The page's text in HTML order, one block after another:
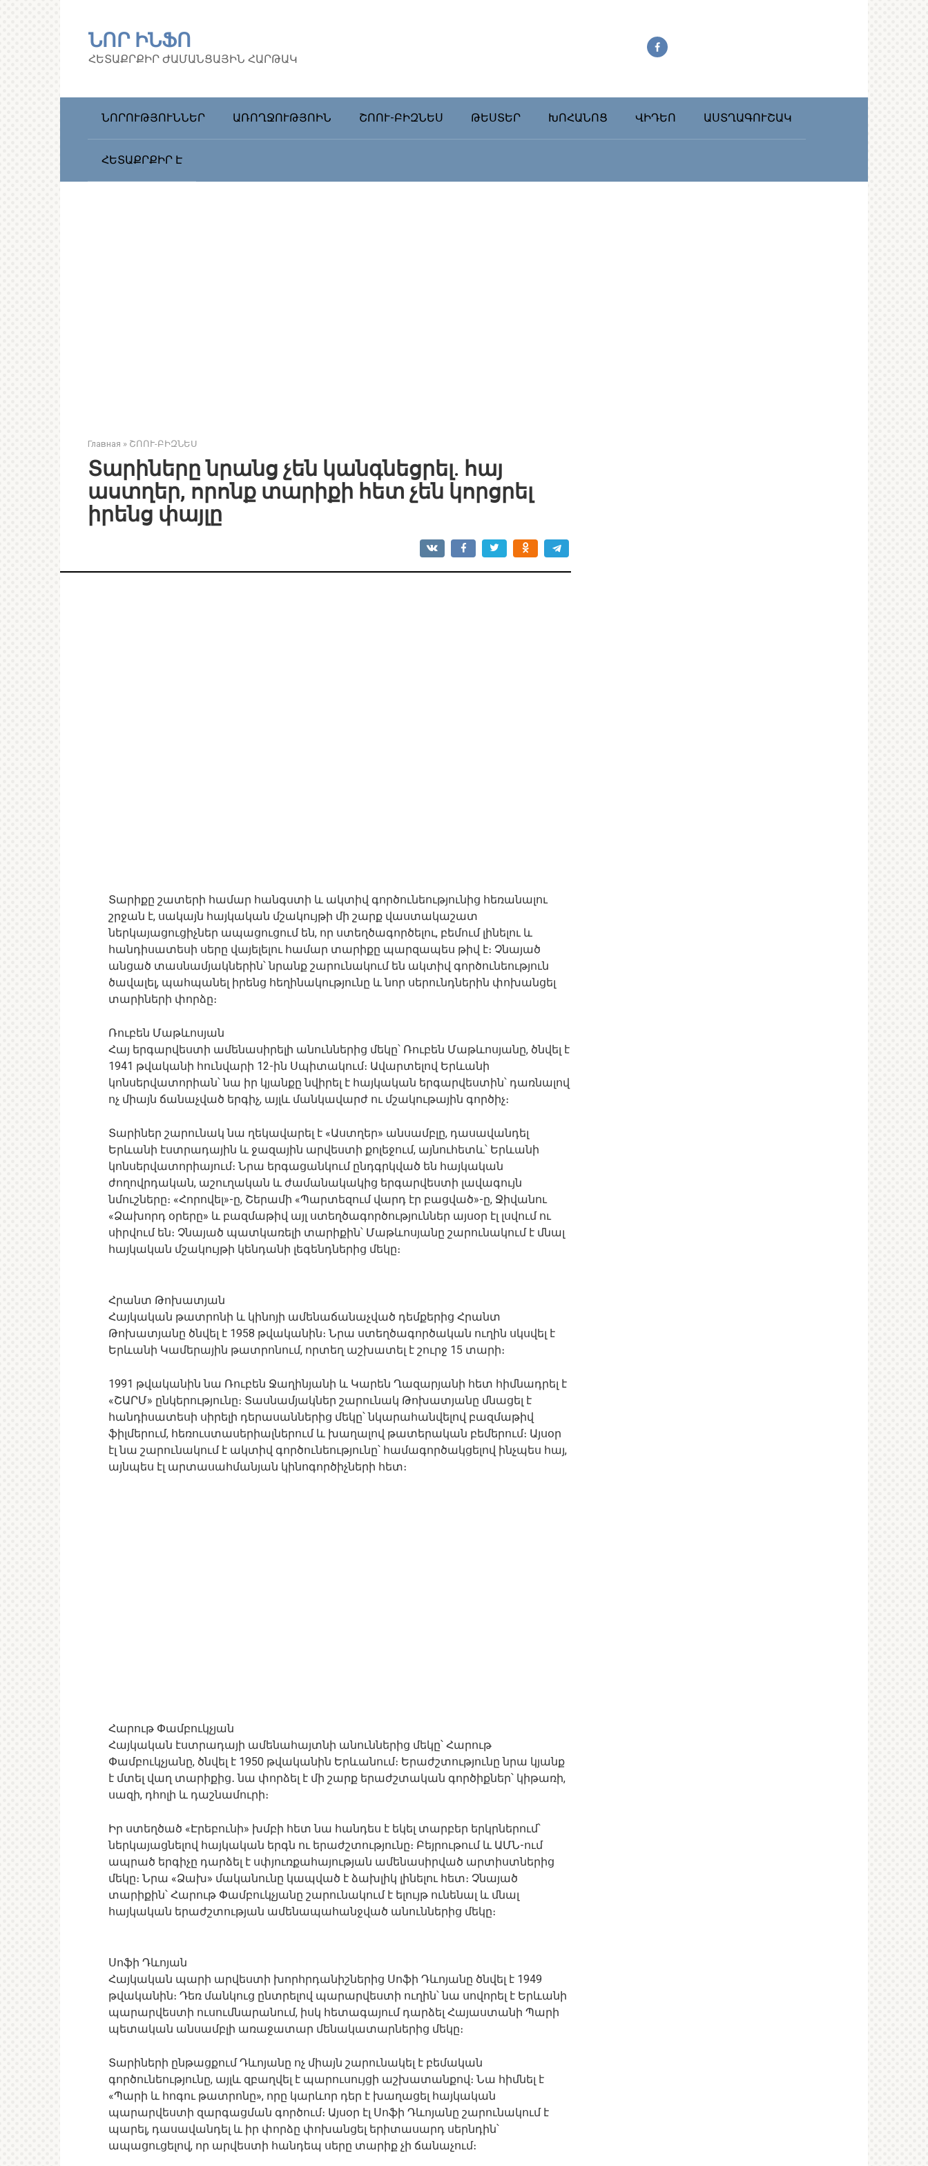
ՆՈՐ ԻՆՖՈ
ՀԵՏԱՔՐՔԻՐ ԺԱՄԱՆՑԱՅԻՆ ՀԱՐԹԱԿ
ՆՈՐՈՒԹՅՈՒՆՆԵՐ ԱՌՈՂՋՈՒԹՅՈԻՆ ՇՈՈՒ-ԲԻԶՆԵՍ ԹԵՍՏԵՐ ԽՈՀԱՆՈՑ ՎԻԴԵՈ ԱՍՏՂԱԳՈՒՇԱԿ
ՀԵՏԱՔՐՔԻՐ Է
Главная » ՇՈՈՒ-ԲԻԶՆԵՍ
Տարիները նրանց չեն կանգնեցրել. հայ
աստղեր, որոնք տարիքի հետ չեն կորցրել
իրենց փայլը
Տարիքը շատերի համար հանգստի և ակտիվ գործունեությունից հեռանալու
շրջան է, սակայն հայկական մշակույթի մի շարք վաստակաշատ
ներկայացուցիչներ ապացուցում են, որ ստեղծագործելու, բեմում լինելու և
հանդիսատեսի սերը վայելելու համար տարիքը պարզապես թիվ է։ Չնայած
անցած տասնամյակներին՝ նրանք շարունակում են ակտիվ գործունեություն
ծավալել, պահպանել իրենց հեղինակությունը և նոր սերունդներին փոխանցել
տարիների փորձը։
Ռուբեն Մաթևոսյան
Հայ երգարվեստի ամենասիրելի անուններից մեկը՝ Ռուբեն Մաթևոսյանը, ծնվել է
1941 թվականի հունվարի 12-ին Սպիտակում։ Ավարտելով Երևանի
կոնսերվատորիան՝ նա իր կյանքը նվիրել է հայկական երգարվեստին՝ դառնալով
ոչ միայն ճանաչված երգիչ, այլև մանկավարժ ու մշակութային գործիչ։
Տարիներ շարունակ նա ղեկավարել է «Աստղեր» անսամբլը, դասավանդել
Երևանի էստրադային և ջազային արվեստի քոլեջում, այնուհետև՝ Երևանի
կոնսերվատորիայում։ Նրա երգացանկում ընդգրկված են հայկական
ժողովրդական, աշուղական և ժամանակակից երգարվեստի լավագույն
նմուշները։ «Հորովել»-ը, Շերամի «Պարտեզում վարդ էր բացված»-ը, Ջիվանու
«Ձախորդ օրերը» և բազմաթիվ այլ ստեղծագործություններ այսօր էլ լսվում ու
սիրվում են։ Չնայած պատկառելի տարիքին՝ Մաթևոսյանը շարունակում է մնալ
հայկական մշակույթի կենդանի լեգենդներից մեկը։
Հրանտ Թոխատյան
Հայկական թատրոնի և կինոյի ամենաճանաչված դեմքերից Հրանտ
Թոխատյանը ծնվել է 1958 թվականին։ Նրա ստեղծագործական ուղին սկսվել է
Երևանի Կամերային թատրոնում, որտեղ աշխատել է շուրջ 15 տարի։
1991 թվականին նա Ռուբեն Ջաղինյանի և Կարեն Ղազարյանի հետ հիմնադրել է
«ՇԱՐՄ» ընկերությունը։ Տասնամյակներ շարունակ Թոխատյանը մնացել է
հանդիսատեսի սիրելի դերասաններից մեկը՝ նկարահանվելով բազմաթիվ
ֆիլմերում, հեռուստասերիալներում և խաղալով թատերական բեմերում։ Այսօր
էլ նա շարունակում է ակտիվ գործունեությունը՝ համագործակցելով ինչպես հայ,
այնպես էլ արտասահմանյան կինոգործիչների հետ։
Հարութ Փամբուկչյան
Հայկական էստրադայի ամենահայտնի անուններից մեկը՝ Հարութ
Փամբուկչյանը, ծնվել է 1950 թվականին Երևանում։ Երաժշտությունը նրա կյանք
է մտել վաղ տարիքից․ նա փորձել է մի շարք երաժշտական գործիքներ՝ կիթառի,
սազի, դհոլի և դաշնամուրի։
Իր ստեղծած «Էրեբունի» խմբի հետ նա հանդես է եկել տարբեր երկրներում՝
ներկայացնելով հայկական երգն ու երաժշտությունը։ Բեյրութում և ԱՄՆ-ում
ապրած երգիչը դարձել է սփյուռքահայության ամենասիրված արտիստներից
մեկը։ Նրա «Ձախ» մականունը կապված է ձախլիկ լինելու հետ։ Չնայած
տարիքին՝ Հարութ Փամբուկչյանը շարունակում է ելույթ ունենալ և մնալ
հայկական երաժշտության ամենապահանջված անուններից մեկը։
Սոֆի Դևոյան
Հայկական պարի արվեստի խորհրդանիշներից Սոֆի Դևոյանը ծնվել է 1949
թվականին։ Դեռ մանկուց ընտրելով պարարվեստի ուղին՝ նա սովորել է Երևանի
պարարվեստի ուսումնարանում, իսկ հետագայում դարձել Հայաստանի Պարի
պետական անսամբլի առաջատար մենակատարներից մեկը։
Տարիների ընթացքում Դևոյանը ոչ միայն շարունակել է բեմական
գործունեությունը, այլև զբաղվել է պարուսույցի աշխատանքով։ Նա հիմնել է
«Պարի և հոգու թատրոնը», որը կարևոր դեր է խաղացել հայկական
պարարվեստի զարգացման գործում։ Այսօր էլ Սոֆի Դևոյանը շարունակում է
պարել, դասավանդել և իր փորձը փոխանցել երիտասարդ սերնդին՝
ապացուցելով, որ արվեստի հանդեպ սերը տարիք չի ճանաչում։